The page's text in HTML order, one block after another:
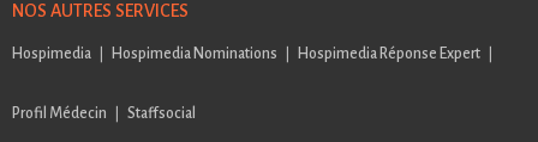
NOS AUTRES SERVICES
Hospimedia Hospimedia Nominations Hospimedia Réponse Expert
Profil Médecin Staffsocial